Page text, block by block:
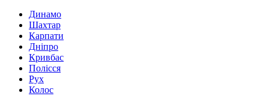
Динамо
Шахтар
Карпати
Дніпро
Кривбас
Полісся
Рух
Колос